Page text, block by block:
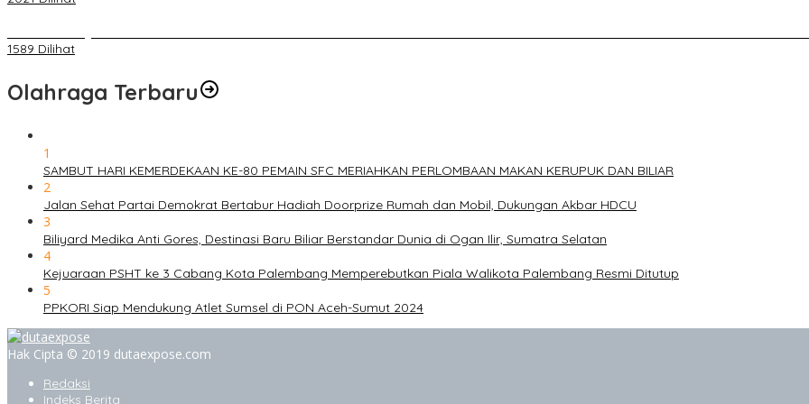
1589 Dilihat
Olahraga Terbaru
1
SAMBUT HARI KEMERDEKAAN KE-80 PEMAIN SFC MERIAHKAN PERLOMBAAN MAKAN KERUPUK DAN BILIAR
2
Jalan Sehat Partai Demokrat Bertabur Hadiah Doorprize Rumah dan Mobil, Dukungan Akbar HDCU
3
Biliyard Medika Anti Gores, Destinasi Baru Biliar Berstandar Dunia di Ogan Ilir, Sumatra Selatan
4
Kejuaraan PSHT ke 3 Cabang Kota Palembang Memperebutkan Piala Walikota Palembang Resmi Ditutup
5
PPKORI Siap Mendukung Atlet Sumsel di PON Aceh-Sumut 2024
Hak Cipta © 2019 dutaexpose.com
Redaksi
Indeks Berita